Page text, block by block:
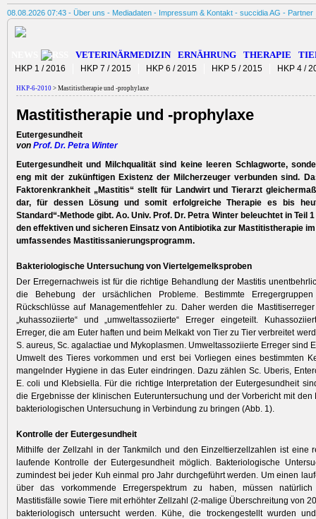
08.08.2026 07:43 - Über uns - Mediadaten - Impressum & Kontakt - succidia AG - Partner
VETERINÄRMEDIZIN ERNÄHRUNG THERAPIE
HKP 1 / 2016 HKP 7 / 2015 HKP 6 / 2015 HKP 5 / 2015 HKP 4 /
HKP-6-2010 > Mastitistherapie und -prophylaxe
Mastitistherapie und -prophylaxe
Eutergesundheit
von Prof. Dr. Petra Winter
Eutergesundheit und Milchqualität sind keine leeren Schlagworte,
eng mit der zukünftigen Existenz der Milcherzeuger verbunden sind.
Faktorenkrankheit „Mastitis“ stellt für Landwirt und Tierarzt
dar, für dessen Lösung und somit erfolgreiche Therapie es bis
Standard“-Methode gibt. Ao. Univ. Prof. Dr. Petra Winter beleuchtet in Teil
den effektiven und sicheren Einsatz von Antibiotika zur Mastitistherapie
umfassendes Mastitissanierungsprogramm.
Bakteriologische Untersuchung von Viertelgemelksproben
Der Erregernachweis ist für die richtige Behandlung der Mastitis
die Behebung der ursächlichen Probleme. Bestimmte
Rückschlüsse auf Managementfehler zu. Daher werden die
„kuhassoziierte“ und „umweltassoziierte“ Erreger eingeteilt.
Erreger, die am Euter haften und beim Melkakt von Tier zu Tier verbreitet
S. aureus, Sc. agalactiae und Mykoplasmen. Umweltassoziierte Erreger sind
Umwelt des Tieres vorkommen und erst bei Vorliegen eines bestimmten
mangelnder Hygiene in das Euter eindringen. Dazu zählen Sc. Uberis,
E. coli und Klebsiella. Für die richtige Interpretation der Eutergesundheit
die Ergebnisse der klinischen Euteruntersuchung und der Vorbericht mit den
bakteriologischen Untersuchung in Verbindung zu bringen (Abb. 1).
Kontrolle der Eutergesundheit
Mithilfe der Zellzahl in der Tankmilch und den Einzeltierzellzahlen ist eine
laufende Kontrolle der Eutergesundheit möglich. Bakteriologische
zumindest bei jeder Kuh einmal pro Jahr durchgeführt werden. Um einen
über das vorkommende Erregerspektrum zu haben, müssen
Mastitisfälle sowie Tiere mit erhöhter Zellzahl (2-malige Überschreitung von
bakteriologisch untersucht werden. Kühe, die trockengestellt wurden